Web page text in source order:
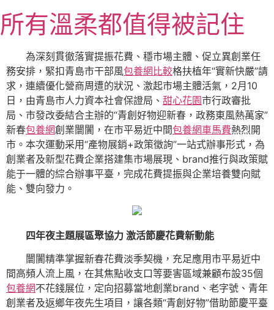
至
主
內
容
所有溫柔都值得被記住
為深刻貫徹落實提振花費、穩市場主體、促立異創業任
務安排，緊扣青島市干部風包養網比較格扶植年“實新快嚴”請
求，連續優化營商周遭的狀況、激起市場主體活氣，2月10
日，由青島市人力資本社會保證局、 甜心花園市行政審批
局、市發改委結合主辦的“青創好物迎新春，政務東風熱萬家”
新春包養網創業闤闠，在市平易近中間包養網車馬費熱烈開
市。本次運動采用“產物展銷+政策徵詢”一站式辦事形式，為
創業者及新型花費企業搭建集市場展現、brand推行與政策賦
能于一體的綜合辦事平臺，完成花費提振與企業培養雙向賦
能、雙向發力。
四年夜主題展區聚協力 激活節慶花費新動能
闤闠精準掌握新春花費淡季契機，充足應用市平易近中
間高頻人流上風，在其焦點收支口等要害區域兼顧布設35個
包養網不花錢展位，定向招募當地創業brand、老字號、青年
創業者及返鄉年夜先生項目，讓各類“青創好物”借助節慶平臺